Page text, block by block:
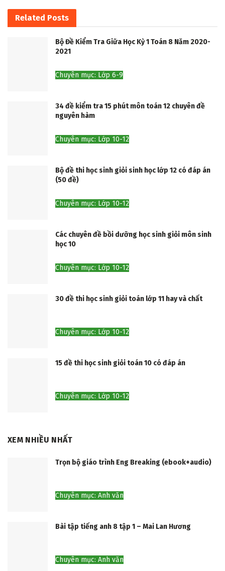
Related Posts
Bộ Đề Kiểm Tra Giữa Học Kỳ 1 Toán 8 Năm 2020-
2021
Chuyên mục: Lớp 6-9
34 đề kiểm tra 15 phút môn toán 12 chuyên đề
nguyên hàm
Chuyên mục: Lớp 10-12
Bộ đề thi học sinh giỏi sinh học lớp 12 có đáp án
(50 đề)
Chuyên mục: Lớp 10-12
Các chuyên đề bồi dưỡng học sinh giỏi môn sinh
học 10
Chuyên mục: Lớp 10-12
30 đề thi học sinh giỏi toán lớp 11 hay và chất
Chuyên mục: Lớp 10-12
15 đề thi học sinh giỏi toán 10 có đáp án
Chuyên mục: Lớp 10-12
XEM NHIỀU NHẤT
Trọn bộ giáo trình Eng Breaking (ebook+audio)
Chuyên mục: Anh văn
Bài tập tiếng anh 8 tập 1 – Mai Lan Hương
Chuyên mục: Anh văn